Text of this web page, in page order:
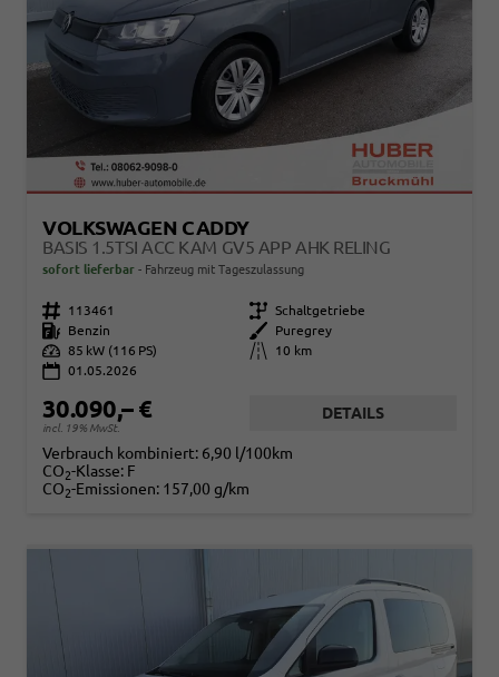
VOLKSWAGEN CADDY
BASIS 1.5TSI ACC KAM GV5 APP AHK RELING
sofort lieferbar Fahrzeug mit Tageszulassung
Fahrzeugnr. 113461 Getriebe Schaltgetriebe
Kraftstoff
Benzin Außenfarbe
Puregrey
Leistung 85 kW (116 PS) Kilometerstand
10 km
01.05.2026
30.090,– €
incl. 19% MwSt.
DETAILS
Verbrauch kombiniert: 6,90 l/100km
CO2-Klasse: F
CO2-Emissionen: 157,00 g/km